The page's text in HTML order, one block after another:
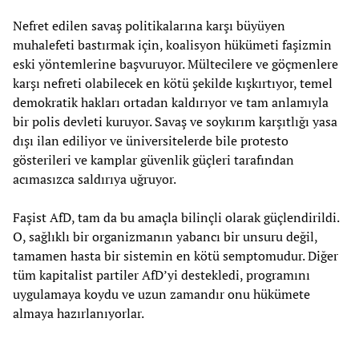
Nefret edilen savaş politikalarına karşı büyüyen
muhalefeti bastırmak için, koalisyon hükümeti faşizmin
eski yöntemlerine başvuruyor. Mültecilere ve göçmenlere
karşı nefreti olabilecek en kötü şekilde kışkırtıyor, temel
demokratik hakları ortadan kaldırıyor ve tam anlamıyla
bir polis devleti kuruyor. Savaş ve soykırım karşıtlığı yasa
dışı ilan ediliyor ve üniversitelerde bile protesto
gösterileri ve kamplar güvenlik güçleri tarafından
acımasızca saldırıya uğruyor.
Faşist AfD, tam da bu amaçla bilinçli olarak güçlendirildi.
O, sağlıklı bir organizmanın yabancı bir unsuru değil,
tamamen hasta bir sistemin en kötü semptomudur. Diğer
tüm kapitalist partiler AfD’yi destekledi, programını
uygulamaya koydu ve uzun zamandır onu hükümete
almaya hazırlanıyorlar.